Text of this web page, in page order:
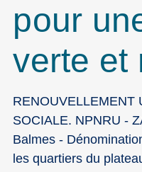
pour
verte
RENOUVELLEMENT
SOCIALE. NPNRU -
Balmes -
les quartiers du